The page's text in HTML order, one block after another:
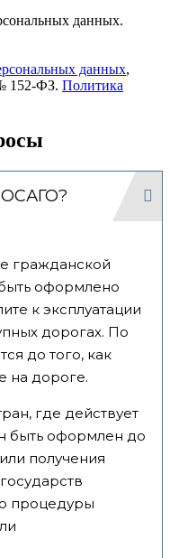
данных.
данных,
152-ФЗ. Политика
гражданской
оформлено
к эксплуатации
дорогах. По
до того, как
на дороге.
где действует
быть оформлен до
получения
процедуры